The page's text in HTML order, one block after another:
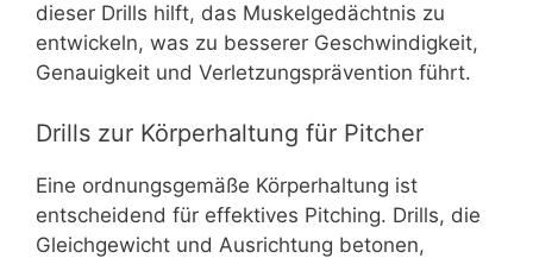
dieser Drills hilft, das Muskelgedächtnis zu
entwickeln, was zu besserer Geschwindigkeit,
Genauigkeit und Verletzungsprävention führt.
Drills zur Körperhaltung für Pitcher
Eine ordnungsgemäße Körperhaltung ist
entscheidend für effektives Pitching. Drills, die
Gleichgewicht und Ausrichtung betonen,